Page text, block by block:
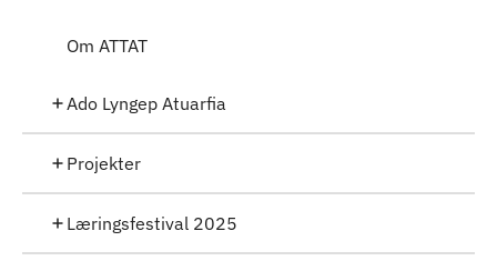
Om ATTAT
Ado Lyngep Atuarfia
Projekter
Læringsfestival 2025